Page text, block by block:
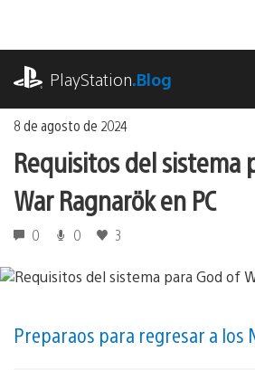
contenido
PlayStation.Blog
8 de agosto de 2024
Requisitos del sistema
War Ragnarök en PC
0 0 3
Preparaos para regresar a los